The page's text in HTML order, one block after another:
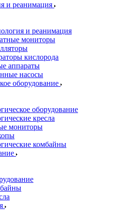
и реанимация
и реанимация
мониторы
кислорода
аппараты
насосы
оборудование
оборудование
кресла
мониторы
комбайны